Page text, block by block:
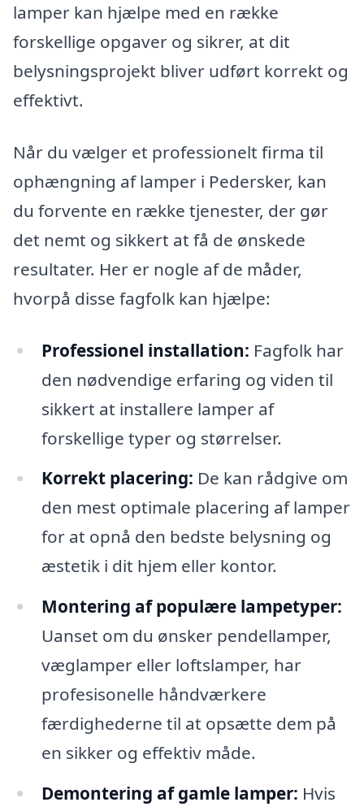
lamper kan hjælpe med en række
forskellige opgaver og sikrer, at dit
belysningsprojekt bliver udført korrekt og
effektivt.
Når du vælger et professionelt firma til
ophængning af lamper i Pedersker, kan
du forvente en række tjenester, der gør
det nemt og sikkert at få de ønskede
resultater. Her er nogle af de måder,
hvorpå disse fagfolk kan hjælpe:
Professionel installation: Fagfolk har
den nødvendige erfaring og viden til
sikkert at installere lamper af
forskellige typer og størrelser.
Korrekt placering: De kan rådgive om
den mest optimale placering af lamper
for at opnå den bedste belysning og
æstetik i dit hjem eller kontor.
Montering af populære lampetyper:
Uanset om du ønsker pendellamper,
væglamper eller loftslamper, har
profesisonelle håndværkere
færdighederne til at opsætte dem på
en sikker og effektiv måde.
Demontering af gamle lamper: Hvis